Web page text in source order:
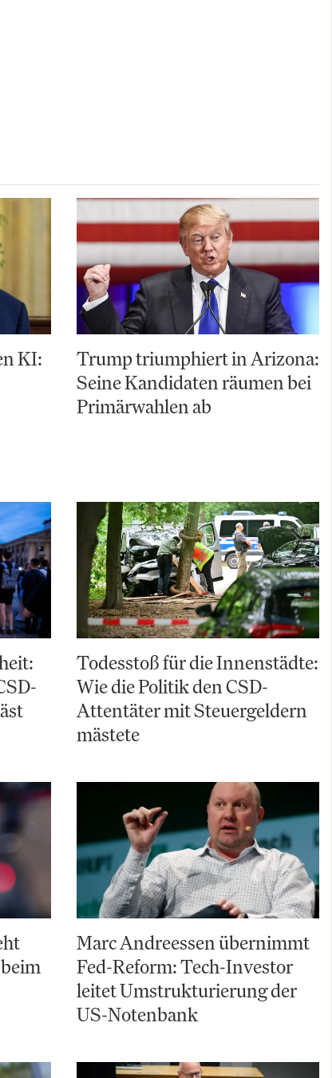
KI:
Trump triumphiert in Arizona:
Seine Kandidaten räumen bei
Primärwahlen ab
Todesstoß für die Innenstädte:
Wie die Politik den CSD-
Attentäter mit Steuergeldern
mästete
Marc Andreessen übernimmt
Fed-Reform: Tech-Investor
leitet Umstrukturierung der
US-Notenbank